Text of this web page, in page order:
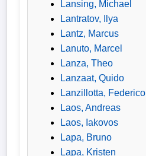
Lansing, Michael
Lantratov, Ilya
Lantz, Marcus
Lanuto, Marcel
Lanza, Theo
Lanzaat, Quido
Lanzillotta, Federico
Laos, Andreas
Laos, Iakovos
Lapa, Bruno
Lapa, Kristen